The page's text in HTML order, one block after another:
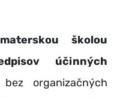
školou
účinných
bez organizačných